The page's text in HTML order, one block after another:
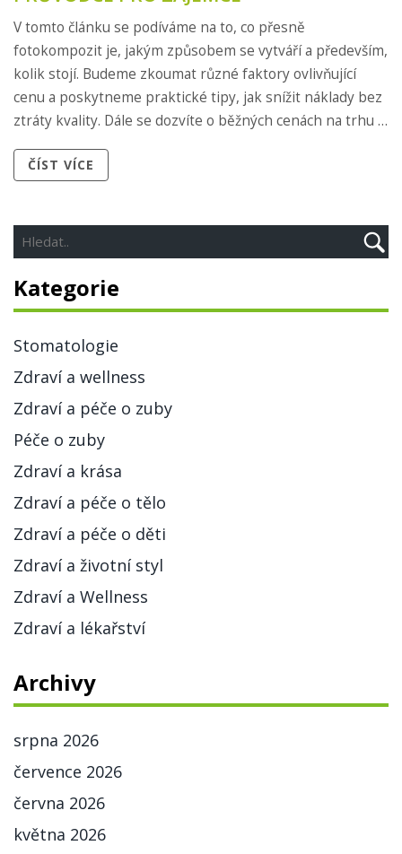
V tomto článku se podíváme na to, co přesně
fotokompozit je, jakým způsobem se vytváří a především,
kolik stojí. Budeme zkoumat různé faktory ovlivňující
cenu a poskytneme praktické tipy, jak snížit náklady bez
ztráty kvality. Dále se dozvíte o běžných cenách na trhu a
ČÍST VÍCE
Kategorie
Stomatologie
Zdraví a wellness
Zdraví a péče o zuby
Péče o zuby
Zdraví a krása
Zdraví a péče o tělo
Zdraví a péče o děti
Zdraví a životní styl
Zdraví a Wellness
Zdraví a lékařství
Archivy
srpna 2026
července 2026
června 2026
května 2026